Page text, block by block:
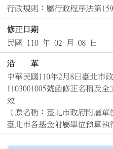
行政規則：屬行政程序法第
修正日期
民國 110 年 02 月 08 日
沿 革
中華民國110年2月8日臺北市
1103001005號函修正名稱及
效
（原名稱：臺北市政府附屬單
臺北市各基金附屬單位預算執